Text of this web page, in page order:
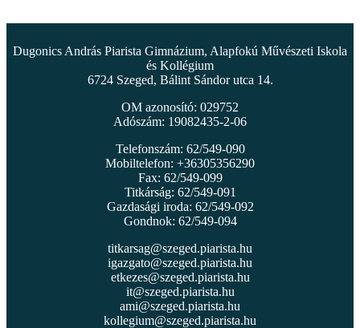
Dugonics András Piarista Gimnázium, Alapfokú Művészeti Iskola
és Kollégium
6724 Szeged, Bálint Sándor utca 14.
OM azonosító: 029752
Adószám: 19082435-2-06
Telefonszám: 62/549-090
Mobiltelefon: +36305356290
Fax: 62/549-099
Titkárság: 62/549-091
Gazdasági iroda: 62/549-092
Gondnok: 62/549-094
titkarsag@szeged.piarista.hu
igazgato@szeged.piarista.hu
etkezes@szeged.piarista.hu
it@szeged.piarista.hu
ami@szeged.piarista.hu
kollegium@szeged.piarista.hu